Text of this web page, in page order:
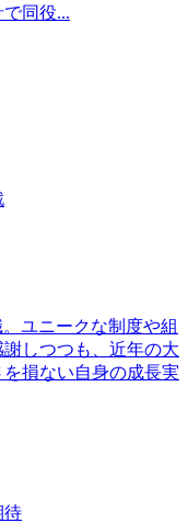
同役...
ユニークな制度や組
しつつも、近年の大
損ない自身の成長実
待